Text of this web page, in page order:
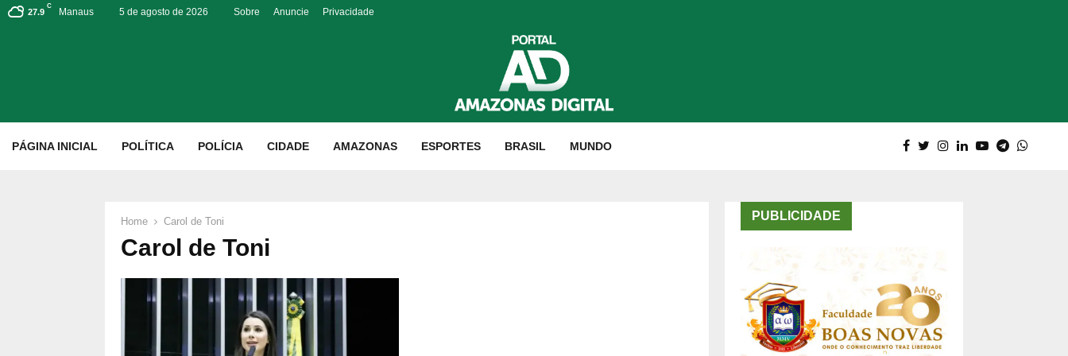
27.9
C
Manaus 5 de agosto de 2026 Sobre Anuncie Privacidade
PÁGINA INICIAL POLÍTICA POLÍCIA CIDADE AMAZONAS ESPORTES BRASIL MUNDO
Home Carol de Toni
Carol de Toni
PUBLICIDADE